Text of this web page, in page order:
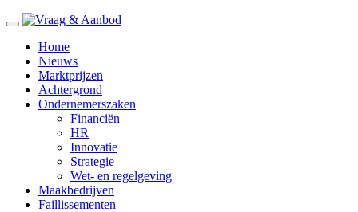
Home
Nieuws
Marktprijzen
Achtergrond
Ondernemerszaken
Financiën
HR
Innovatie
Strategie
Wet- en regelgeving
Maakbedrijven
Faillissementen